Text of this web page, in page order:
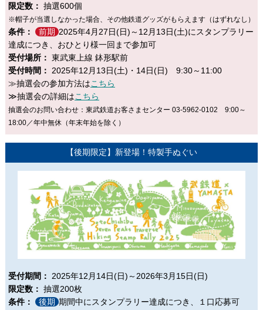
限定数： 抽選600個
※帽子が当選しなかった場合、その他鉄道グッズがもらえます（はずれなし）
条件： 前期 2025年4月27日(日)～12月13日(土)にスタンプラリー
達成につき、おひとり様一回まで参加可
受付場所： 東武東上線 鉢形駅前
受付時間：
2025年12月13日(土)・14日(日) 9:30～11:00
≫抽選会の参加方法はこちら
≫抽選会の詳細はこちら
抽選会のお問い合わせ：東武鉄道お客さまセンター 03-5962-0102 9:00～
18:00／年中無休（年末年始を除く）
【後期限定】新登場！特製手ぬぐい
受付期間： 2025年12月14日(日)～2026年3月15日(日)
限定数： 抽選200枚
条件：
後期 期間中にスタンプラリー達成につき、１口応募可